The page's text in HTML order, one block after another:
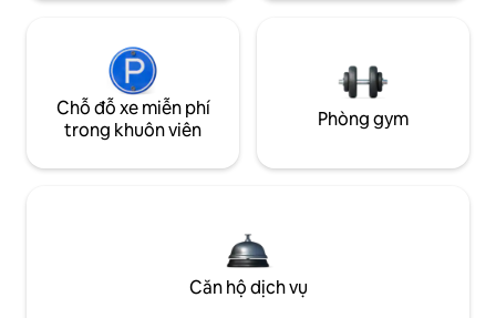
Chỗ đỗ xe miễn phí
trong khuôn viên
Phòng gym
Căn hộ dịch vụ